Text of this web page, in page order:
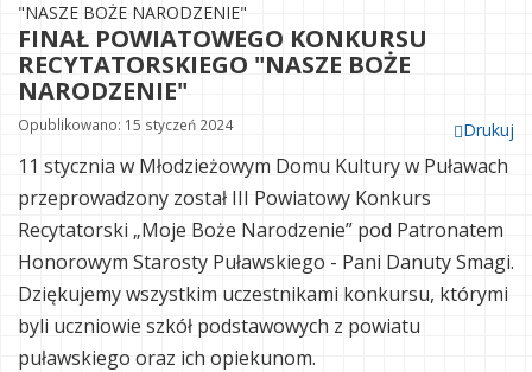
"NASZE BOŻE NARODZENIE"
FINAŁ POWIATOWEGO KONKURSU
RECYTATORSKIEGO "NASZE BOŻE
NARODZENIE"
Drukuj
Opublikowano: 15 styczeń 2024
11 stycznia w Młodzieżowym Domu Kultury w Puławach
przeprowadzony został III Powiatowy Konkurs
Recytatorski „Moje Boże Narodzenie” pod Patronatem
Honorowym Starosty Puławskiego - Pani Danuty Smagi.
Dziękujemy wszystkim uczestnikami konkursu, którymi
byli uczniowie szkół podstawowych z powiatu
puławskiego oraz ich opiekunom.